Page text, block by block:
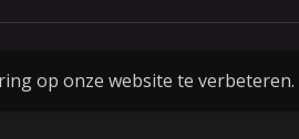
op onze website te